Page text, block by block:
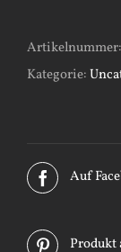
Artikelnummer:
Kategorie:
Auf